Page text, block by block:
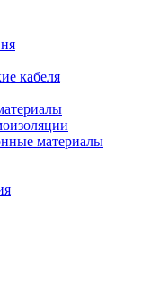
кабеля
материалы